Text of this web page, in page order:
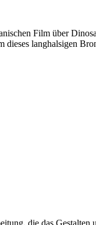
Film über
langhalsigen
die das Gestalten